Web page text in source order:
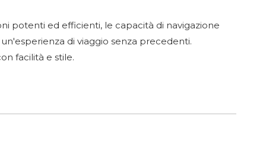
potenti ed efficienti, le capacità di navigazione
di viaggio senza precedenti.
facilità e stile.